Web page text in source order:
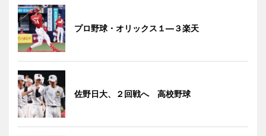
プロ野球・オリックス１―３楽天
佐野日大、２回戦へ 高校野球